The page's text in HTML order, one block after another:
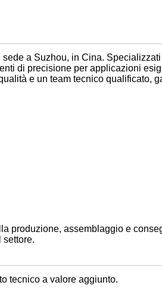
a Suzhou, in Cina.
di precisione per applicazioni
e un team tecnico qualificato,
produzione, assemblaggio e
tecnico a valore aggiunto.